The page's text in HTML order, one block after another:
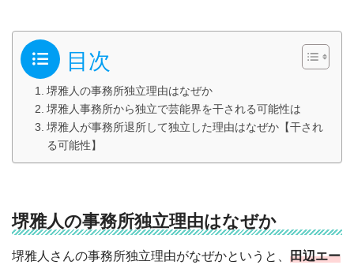
目次
堺雅人の事務所独立理由はなぜか
堺雅人事務所から独立で芸能界を干される可能性は
堺雅人が事務所退所して独立した理由はなぜか【干され
る可能性】
堺雅人の事務所独立理由はなぜか
堺雅人さんの事務所独立理由がなぜかというと、 田辺エー